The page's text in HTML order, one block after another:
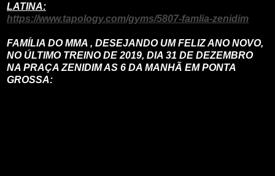
LATINA:
https://www.tapology.com/gyms/5807-famlia-zenidim
FAMÍLIA DO MMA , DESEJANDO UM FELIZ ANO NOVO,
NO ÚLTIMO TREINO DE 2019, DIA 31 DE DEZEMBRO
NA PRAÇA ZENIDIM AS 6 DA MANHÃ EM PONTA
GROSSA: